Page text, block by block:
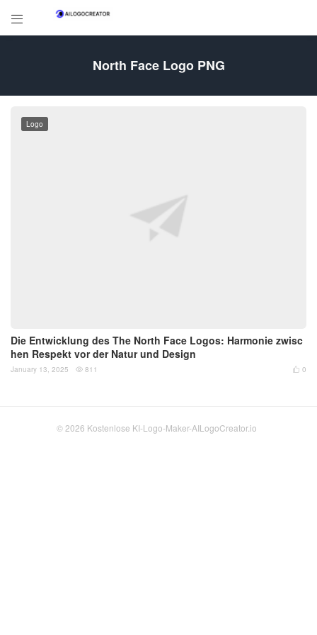

North Face Logo PNG
Die Entwicklung des The North Face Logos: Harmonie zwisc
hen Respekt vor der Natur und Design
Logo
 0
January 13, 2025  811
© 2026 Kostenlose KI-Logo-Maker-AILogoCreator.io